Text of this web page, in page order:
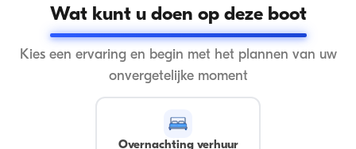
Wat kunt u doen op deze boot
Kies een ervaring en begin met het plannen van uw
onvergetelijke moment
Overnachting verhuur